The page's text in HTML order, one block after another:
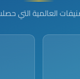
العالمية التي